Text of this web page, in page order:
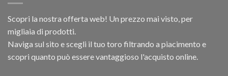
Scopri la nostra offerta web! Un prezzo mai visto, per
migliaia di prodotti.
Naviga sul sito e scegli il tuo toro filtrando a piacimento e
scopri quanto può essere vantaggioso l'acquisto online.